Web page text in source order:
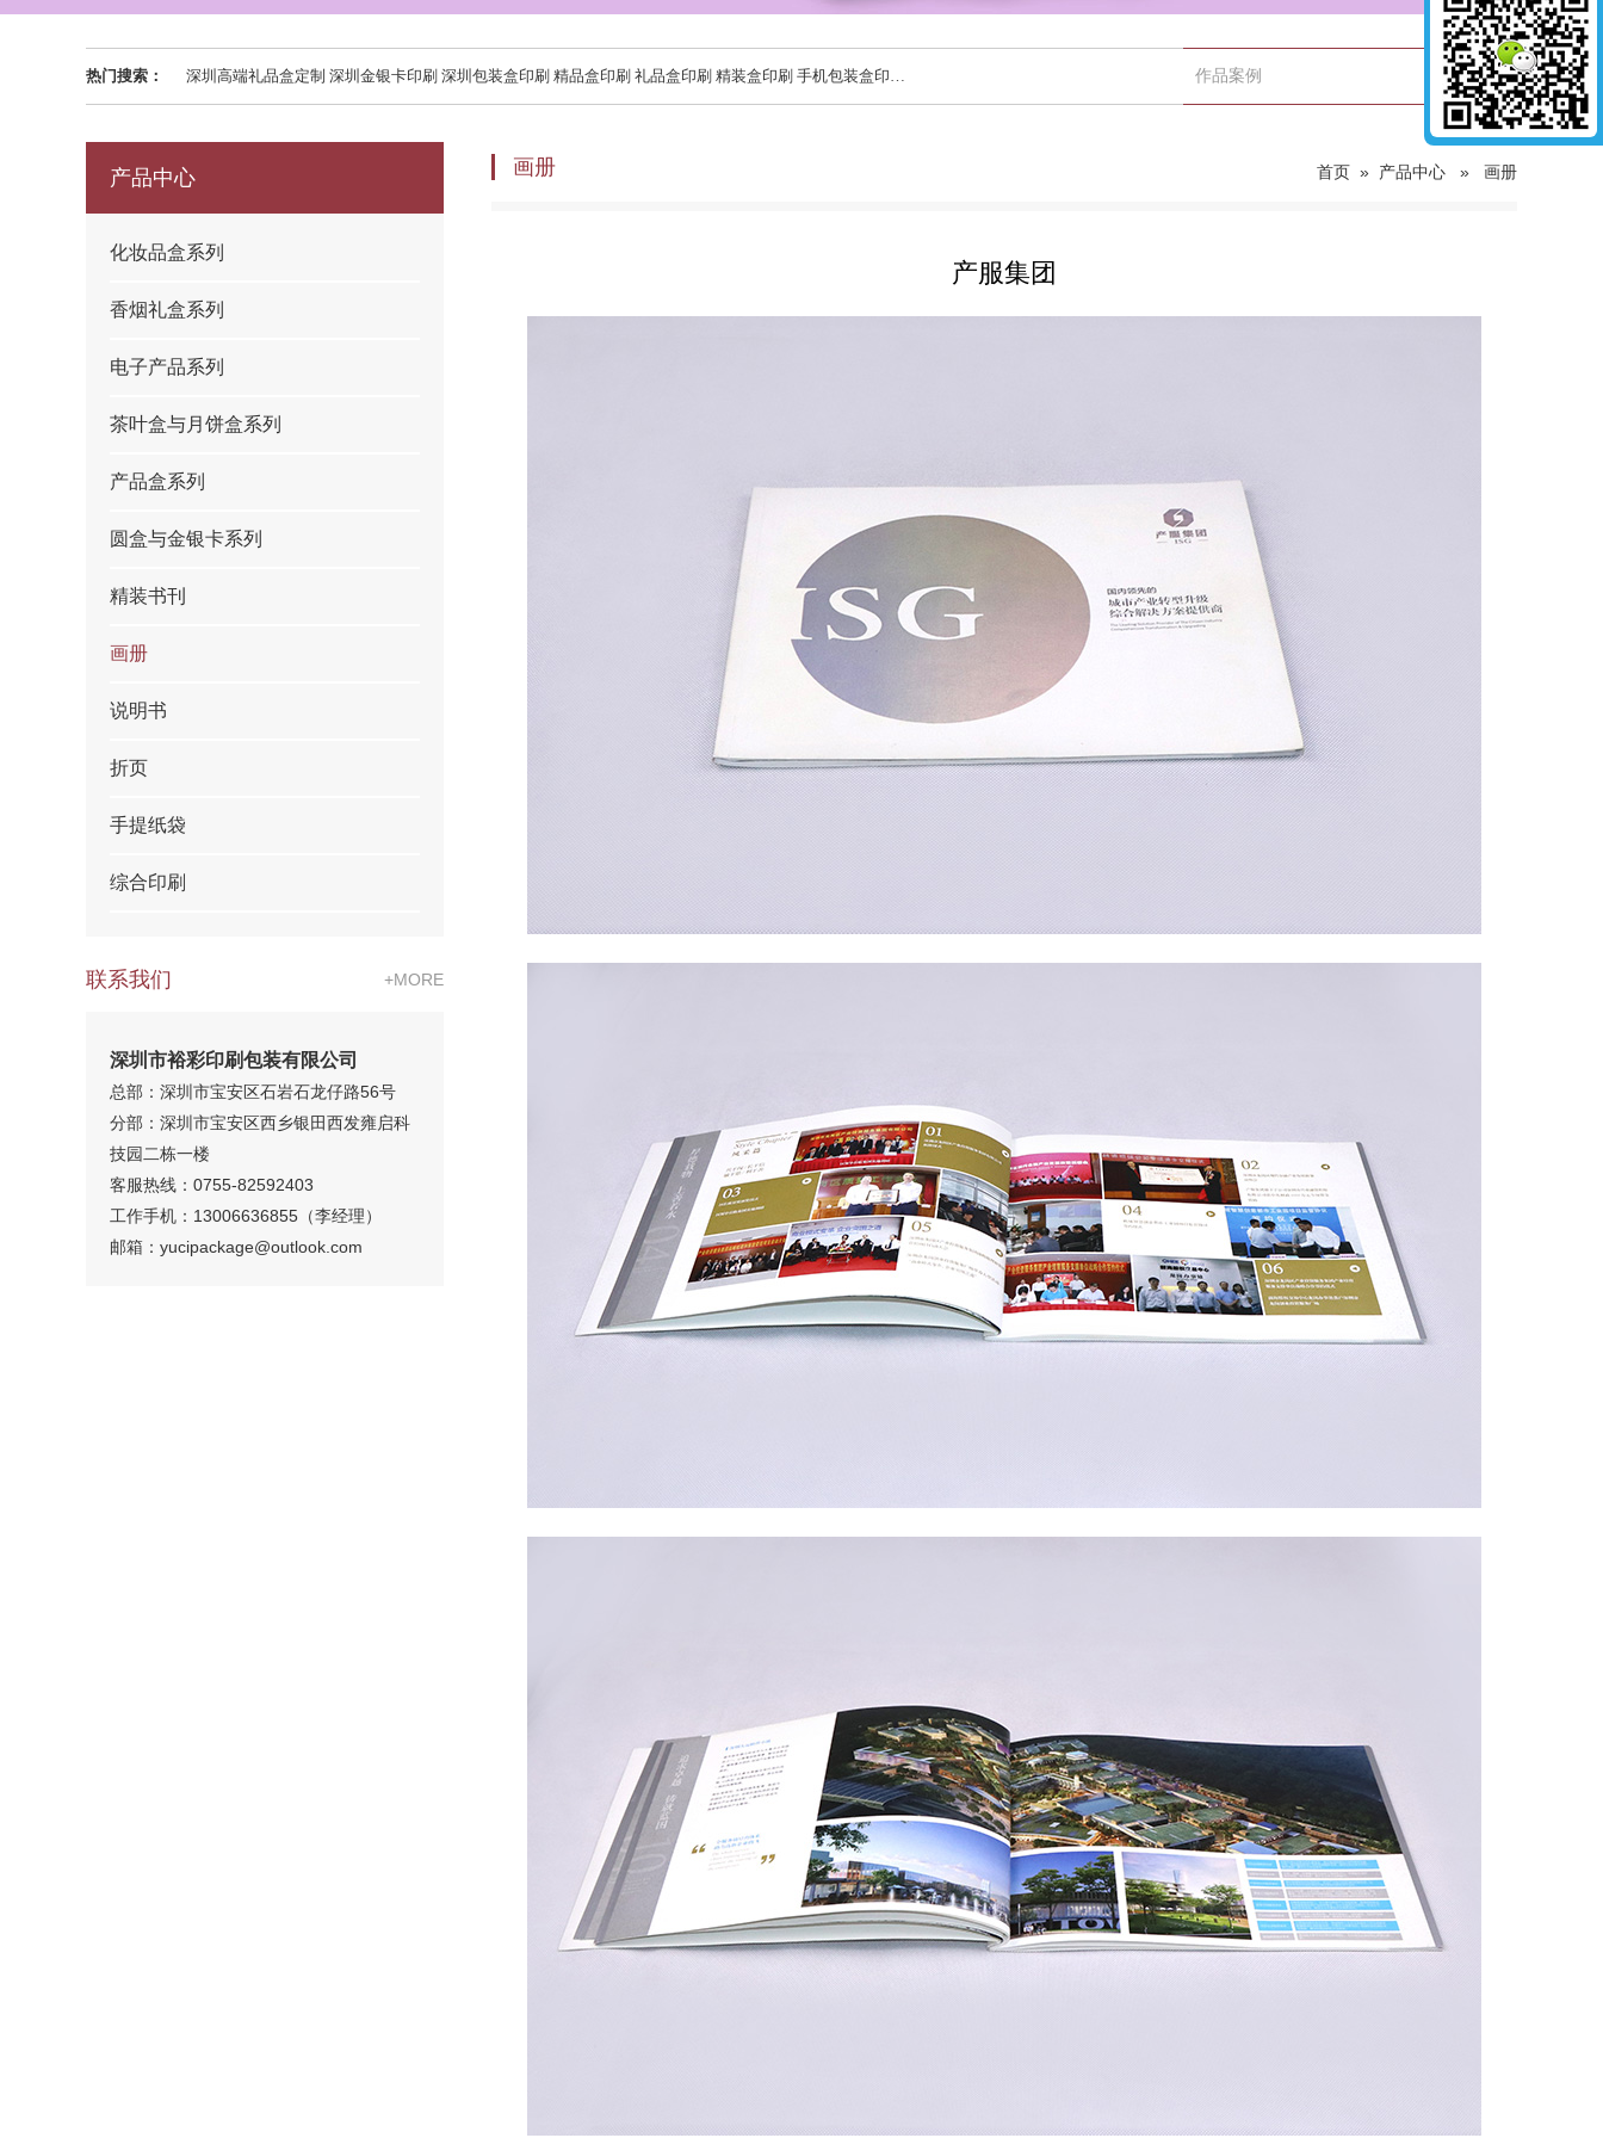
热门搜索： 深圳高端礼品盒定制 深圳金银卡印刷 深圳包装盒印刷 精品盒印刷 礼品盒印刷 精装盒印刷 手机包装盒印刷 酒盒包装印刷 药品盒包装印刷
产品中心
化妆品盒系列
香烟礼盒系列
电子产品系列
茶叶盒与月饼盒系列
产品盒系列
圆盒与金银卡系列
精装书刊
画册
说明书
折页
手提纸袋
综合印刷
+MORE
联系我们
深圳市裕彩印刷包装有限公司
总部：深圳市宝安区石岩石龙仔路56号
分部：深圳市宝安区西乡银田西发雍启科
技园二栋一楼
客服热线：0755-82592403
工作手机：13006636855（李经理）
邮箱： yucipackage@outlook.com
首页 » 产品中心 » 画册
画册
产服集团